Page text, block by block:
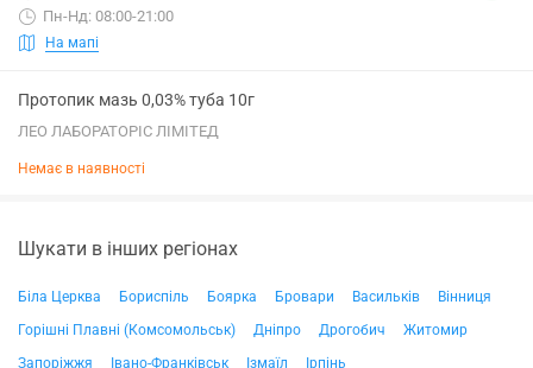
Пн-Нд: 08:00-21:00
На мапі
Протопик мазь 0,03% туба 10г
ЛЕО ЛАБОРАТОРІС ЛІМІТЕД
Немає в наявності
Шукати в інших регіонах
Біла Церква Бориспіль Боярка Бровари Васильків
Вінниця
Горішні Плавні (Комсомольськ)
Дніпро Дрогобич
Житомир
Запоріжжя
Івано-Франківськ Ізмаїл
Ірпінь